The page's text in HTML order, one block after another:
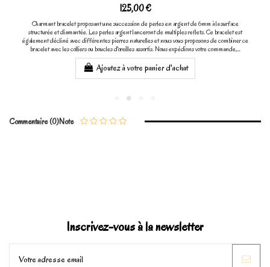
125,00 €
Charmant bracelet proposant une succession de perles en argent de 6mm à la surface
structurée et diamantée. Les perles argent lanceront de multiples reflets. Ce bracelet est
également décliné avec différentes pierres naturelles et nous vous proposons de combiner ce
bracelet avec les colliers ou boucles d'oreilles assortis. Nous expédions votre commande,...
Ajoutez à votre panier d'achat
Note
Commentaire (0)
Inscrivez-vous à la newsletter